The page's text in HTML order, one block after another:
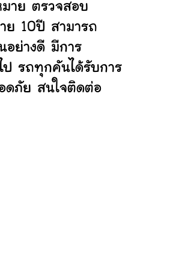
มาย ตรวจสอบ
ย 10ปี สามารถ
อย่างดี มีการ
ป รถทุกคันได้รับการ
ดภัย สนใจติดต่อ